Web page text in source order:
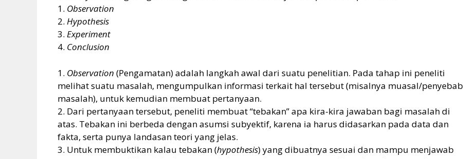
1. Observation
2. Hypothesis
3. Experiment
4. Conclusion
1. Observation (Pengamatan) adalah langkah awal dari suatu penelitian. Pada tahap ini peneliti
melihat suatu masalah, mengumpulkan informasi terkait hal tersebut (misalnya muasal/penyebab
masalah), untuk kemudian membuat pertanyaan.
2. Dari pertanyaan tersebut, peneliti membuat “tebakan” apa kira-kira jawaban bagi masalah di
atas. Tebakan ini berbeda dengan asumsi subyektif, karena ia harus didasarkan pada data dan
fakta, serta punya landasan teori yang jelas.
3. Untuk membuktikan kalau tebakan (hypothesis) yang dibuatnya sesuai dan mampu menjawab